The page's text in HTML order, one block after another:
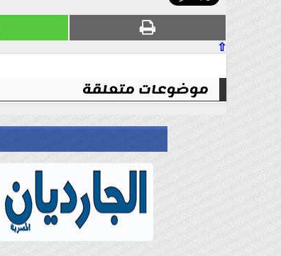
⇧
موضوعات متعلقة